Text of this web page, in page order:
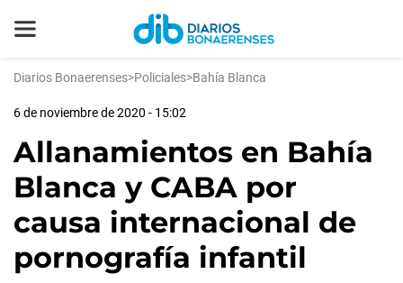
Diarios Bonaerenses>Policiales>Bahía Blanca
6 de noviembre de 2020 - 15:02
Allanamientos en Bahía
Blanca y CABA por
causa internacional de
pornografía infantil